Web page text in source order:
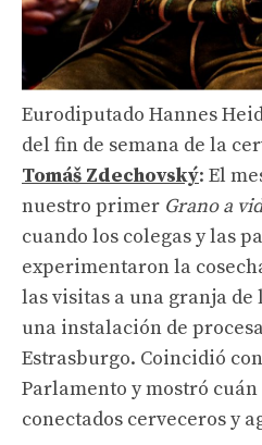
Eurodiputado Hannes
del fin de semana de la
Tomáš Zdechovský: El
nuestro primer Grano a
cuando los colegas y las
experimentaron la
las visitas a una granja
una instalación de
Estrasburgo. Coincidió
Parlamento y mostró
conectados cerveceros y